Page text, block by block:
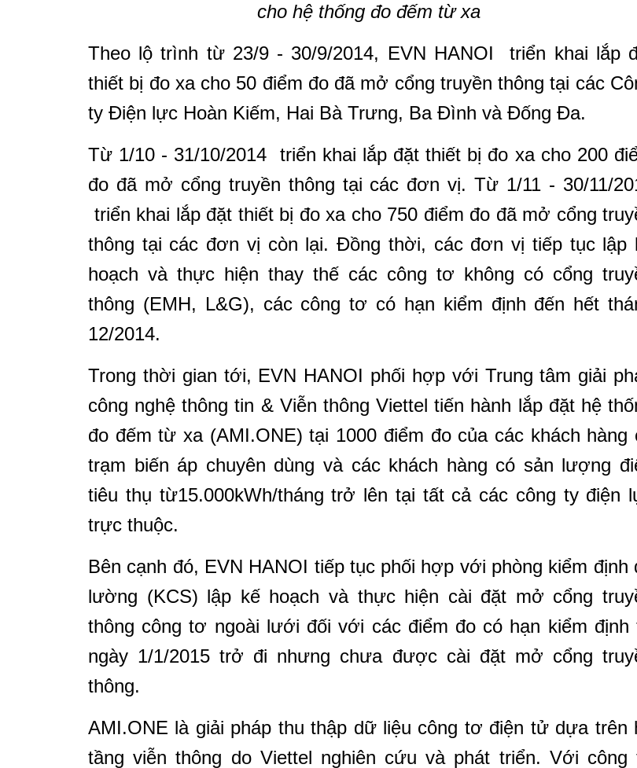
cho hệ thống đo đếm từ xa
Theo lộ trình từ 23/9 - 30/9/2014, EVN HANOI triển khai lắp
thiết bị đo xa cho 50 điểm đo đã mở cổng truyền thông tại các
ty Điện lực Hoàn Kiếm, Hai Bà Trưng, Ba Đình và Đống Đa.
Từ 1/10 - 31/10/2014 triển khai lắp đặt thiết bị đo xa cho 200
đo đã mở cổng truyền thông tại các đơn vị. Từ 1/11 - 30/11/
triển khai lắp đặt thiết bị đo xa cho 750 điểm đo đã mở cổng
thông tại các đơn vị còn lại. Đồng thời, các đơn vị tiếp tục lập
hoạch và thực hiện thay thế các công tơ không có cổng
thông (EMH, L&G), các công tơ có hạn kiểm định đến hết
12/2014.
Trong thời gian tới, EVN HANOI phối hợp với Trung tâm giải
công nghệ thông tin & Viễn thông Viettel tiến hành lắp đặt hệ
đo đếm từ xa (AMI.ONE) tại 1000 điểm đo của các khách hàng
trạm biến áp chuyên dùng và các khách hàng có sản lượng
tiêu thụ từ15.000kWh/tháng trở lên tại tất cả các công ty điện
trực thuộc.
Bên cạnh đó, EVN HANOI tiếp tục phối hợp với phòng kiểm định
lường (KCS) lập kế hoạch và thực hiện cài đặt mở cổng
thông công tơ ngoài lưới đối với các điểm đo có hạn kiểm định
ngày 1/1/2015 trở đi nhưng chưa được cài đặt mở cổng
thông.
AMI.ONE là giải pháp thu thập dữ liệu công tơ điện tử dựa trên
tầng viễn thông do Viettel nghiên cứu và phát triển. Với công